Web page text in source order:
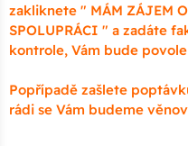
zakliknete " MÁM ZÁJEM
SPOLUPRÁCI " a zadáte
kontrole, Vám bude
Popřípadě zašlete
rádi se Vám budeme